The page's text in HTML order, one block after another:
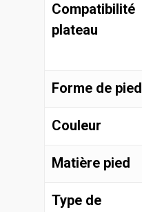
Compatibilité
plateau
Forme de pied
Couleur
Matière pied
Type de